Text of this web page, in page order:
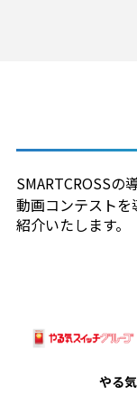
SMARTCROSSの
動画コンテスト
紹介いたします。
やる